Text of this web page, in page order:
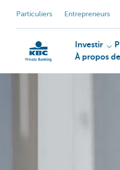
Particuliers Entrepreneurs
Investir
À propos